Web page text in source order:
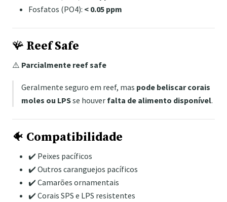
Fosfatos (PO4): < 0.05 ppm
🪸 Reef Safe
⚠️ Parcialmente reef safe
Geralmente seguro em reef, mas pode beliscar corais
moles ou LPSse houver falta de alimento disponível.
🐠 Compatibilidade
✔️ Peixes pacíficos
✔️ Outros caranguejos pacíficos
✔️ Camarões ornamentais
✔️ Corais SPS e LPS resistentes